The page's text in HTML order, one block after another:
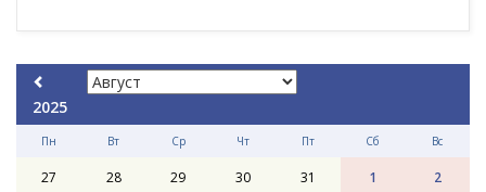
2025
Пн Вт Ср Чт Пт Сб Вс
27 28 29 30 31 1 2